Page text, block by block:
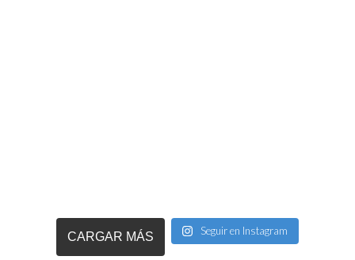
CARGAR MÁS Seguir en Instagram